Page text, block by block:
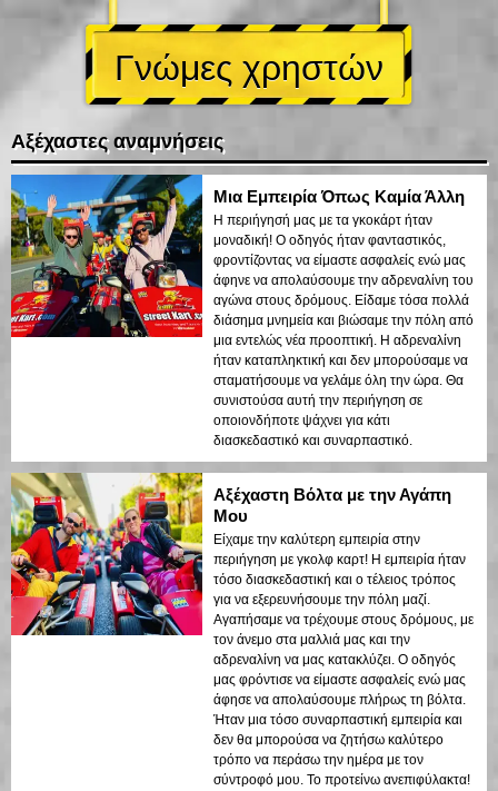
Γνώμες χρηστών
Αξέχαστες αναμνήσεις
Μια Εμπειρία Όπως Καμία Άλλη
Η περιήγησή μας με τα γκοκάρτ ήταν
μοναδική! Ο οδηγός ήταν φανταστικός,
φροντίζοντας να είμαστε ασφαλείς ενώ μας
άφηνε να απολαύσουμε την αδρεναλίνη του
αγώνα στους δρόμους. Είδαμε τόσα πολλά
διάσημα μνημεία και βιώσαμε την πόλη από
μια εντελώς νέα προοπτική. Η αδρεναλίνη
ήταν καταπληκτική και δεν μπορούσαμε να
σταματήσουμε να γελάμε όλη την ώρα. Θα
συνιστούσα αυτή την περιήγηση σε
οποιονδήποτε ψάχνει για κάτι
διασκεδαστικό και συναρπαστικό.
Αξέχαστη Βόλτα με την Αγάπη
Μου
Είχαμε την καλύτερη εμπειρία στην
περιήγηση με γκολφ καρτ! Η εμπειρία ήταν
τόσο διασκεδαστική και ο τέλειος τρόπος
για να εξερευνήσουμε την πόλη μαζί.
Αγαπήσαμε να τρέχουμε στους δρόμους, με
τον άνεμο στα μαλλιά μας και την
αδρεναλίνη να μας κατακλύζει. Ο οδηγός
μας φρόντισε να είμαστε ασφαλείς ενώ μας
άφησε να απολαύσουμε πλήρως τη βόλτα.
Ήταν μια τόσο συναρπαστική εμπειρία και
δεν θα μπορούσα να ζητήσω καλύτερο
τρόπο να περάσω την ημέρα με τον
σύντροφό μου. Το προτείνω ανεπιφύλακτα!